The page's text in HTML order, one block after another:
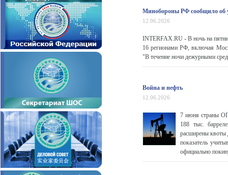
Минобороны РФ сообщило об
12.06.2026
INTERFAX.RU - В ночь на
16 регионами РФ, включая
"В течение ночи дежурными
Война и нефть
12.06.2026
7 июня страны
188 тыс.
расширены квоты
показатель
официально